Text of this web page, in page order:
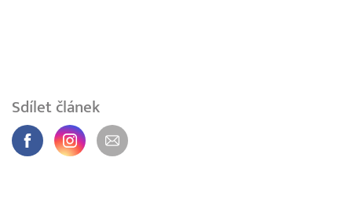
Sdílet článek